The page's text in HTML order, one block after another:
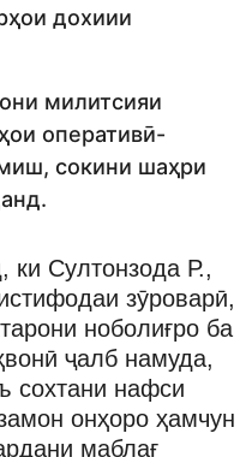
дохиии
милитсияи
оперативӣ-
сокини шаҳри
ки Султонзода Р.,
зӯроварӣ,
ноболиғро ба
ҷалб намуда,
сохтани нафси
онҳоро ҳамчун
маблағ